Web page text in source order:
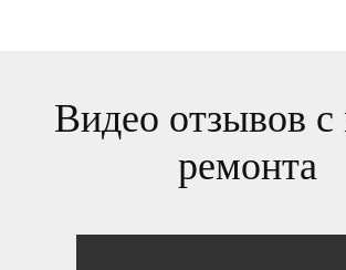
Видео отзывов с
ремонта